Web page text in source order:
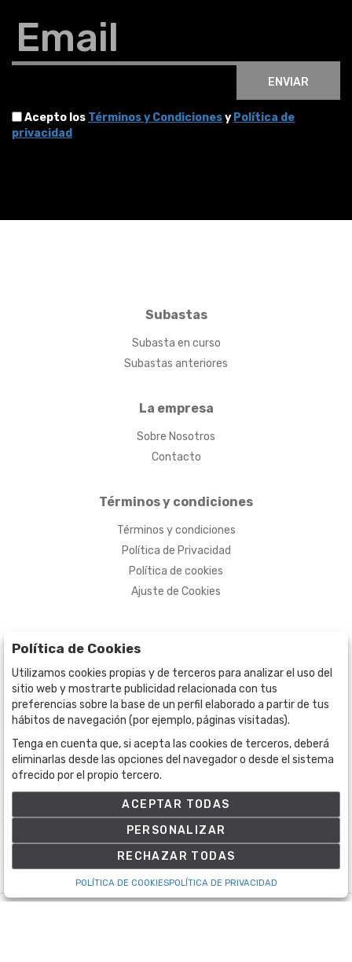
Email
ENVIAR
Acepto los Términos y Condicionesy Política de
privacidad
Subastas
Subasta en curso
Subastas anteriores
La empresa
Sobre Nosotros
Contacto
Términos y condiciones
Términos y condiciones
Política de Privacidad
Política de cookies
Ajuste de Cookies
BOGOTÁ
CALLE 70 # 10a - 59 BOGOTÁ, CO
(+57) 301 271 1444
info@bogotaauctions.com
Política de Cookies
Utilizamos cookies propias y de terceros para analizar el uso del
sitio web y mostrarte publicidad relacionada con tus
preferencias sobre la base de un perfil elaborado a partir de tus
hábitos de navegación (por ejemplo, páginas visitadas).
Tenga en cuenta que, si acepta las cookies de terceros, deberá
eliminarlas desde las opciones del navegador o desde el sistema
ofrecido por el propio tercero.
ACEPTAR TODAS
PERSONALIZAR
RECHAZAR TODAS
POLÍTICA DE COOKIESPOLÍTICA DE PRIVACIDAD